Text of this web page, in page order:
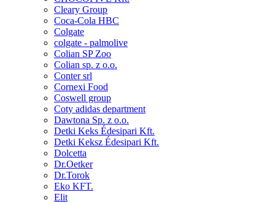
Cleary Group
Coca-Cola HBC
Colgate
colgate - palmolive
Colian SP Zoo
Colian sp. z o.o.
Conter srl
Cornexi Food
Coswell group
Coty adidas department
Dawtona Sp. z o.o.
Detki Keks Édesipari Kft.
Detki Keksz Édesipari Kft.
Dolcetta
Dr.Oetker
Dr.Torok
Eko KFT.
Elit